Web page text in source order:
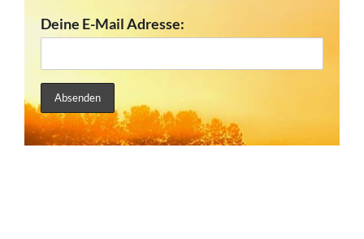
Deine E-Mail Adresse: